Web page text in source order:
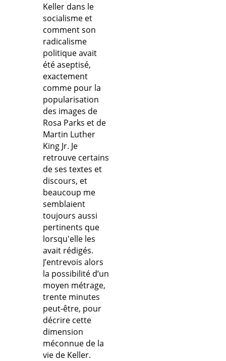
Keller dans le
socialisme et
comment son
radicalisme
politique avait
été aseptisé,
exactement
comme pour la
popularisation
des images de
Rosa Parks et de
Martin Luther
King Jr. Je
retrouve certains
de ses textes et
discours, et
beaucoup me
semblaient
toujours aussi
pertinents que
lorsqu'elle les
avait rédigés.
J’entrevois alors
la possibilité d’un
moyen métrage,
trente minutes
peut-être, pour
décrire cette
dimension
méconnue de la
vie de Keller.